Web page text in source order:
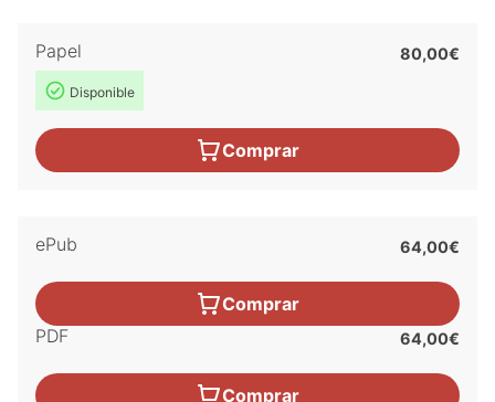
Papel
Disponible
80,00€
Comprar
ePub 64,00€
Comprar
PDF
64,00€
Comprar